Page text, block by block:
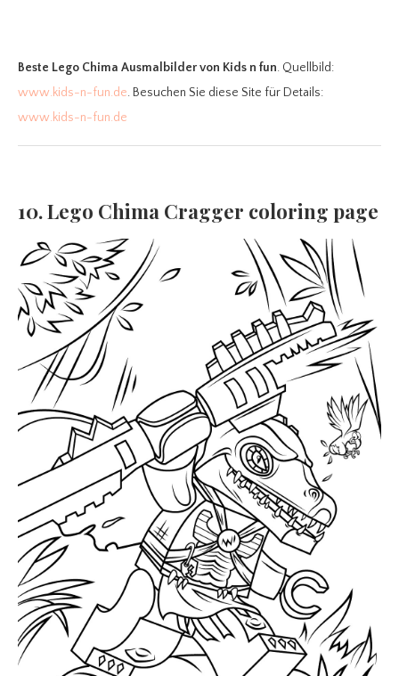
Beste Lego Chima Ausmalbildervon Kids n fun. Quellbild:
www.kids-n-fun.de. Besuchen Sie diese Site für Details:
www.kids-n-fun.de
10. Lego Chima Cragger coloring page